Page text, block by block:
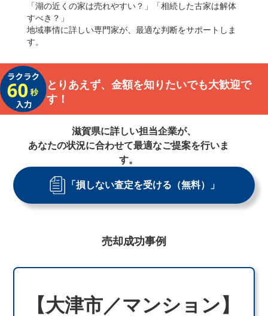
「湖の近くの家は売れやすい？」「相続した古家は解体
すべき？」
地域事情に詳しい専門家が、最適な判断をサポートしま
す。
とりあえず、金額を知りたいでも大歓迎で
す！
滋賀県に詳しい担当企業が、
あなたの状況に合わせて最適なご提案を行いま
す。
「損しない査定を受ける（無料）」
売却成功事例
【大津市／マンション】